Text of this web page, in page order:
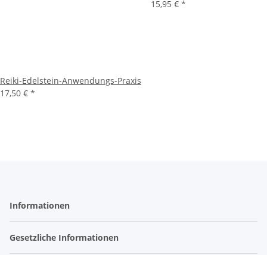
Reiki-Edelstein-Anwendungs-Praxis
17,50 € *
15,95 € *
Informationen
Gesetzliche Informationen